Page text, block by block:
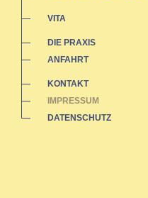
VITA
DIE PRAXIS
ANFAHRT
KONTAKT
IMPRESSUM
DATENSCHUTZ